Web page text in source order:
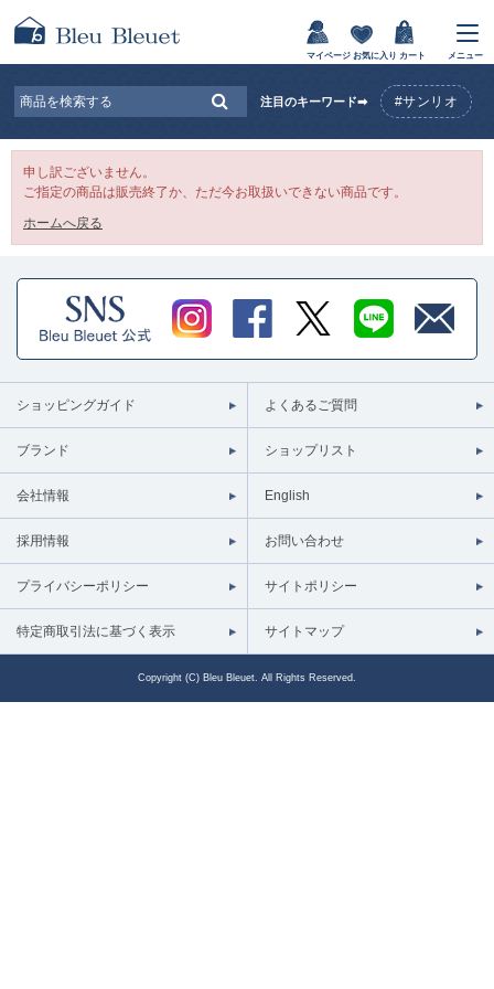
マイページ お気に入り カート メニュー
注目のキーワード➡ #サンリオ
申し訳ございません。
ご指定の商品は販売終了か、ただ今お取扱いできない商品です。
ホームへ戻る
ショッピングガイド よくあるご質問
ブランド ショップリスト
会社情報 English
採用情報 お問い合わせ
プライバシーポリシー サイトポリシー
特定商取引法に基づく表示 サイトマップ
Copyright (C) Bleu Bleuet. All Rights Reserved.